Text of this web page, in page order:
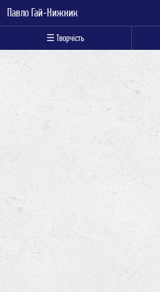
Павло Гай-Нижник
☰ Творчість